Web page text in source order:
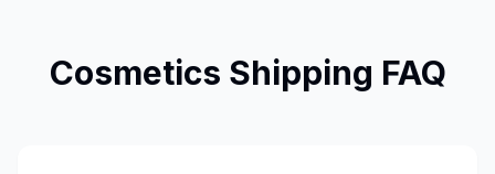
Cosmetics Shipping FAQ